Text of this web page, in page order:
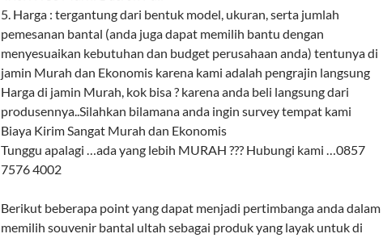
5. Harga : tergantung dari bentuk model, ukuran, serta jumlah
pemesanan bantal (anda juga dapat memilih bantu dengan
menyesuaikan kebutuhan dan budget perusahaan anda) tentunya di
jamin Murah dan Ekonomis karena kami adalah pengrajin langsung
Harga di jamin Murah, kok bisa ? karena anda beli langsung dari
produsennya..Silahkan bilamana anda ingin survey tempat kami
Biaya Kirim Sangat Murah dan Ekonomis
Tunggu apalagi …ada yang lebih MURAH ??? Hubungi kami …0857
7576 4002
Berikut beberapa point yang dapat menjadi pertimbanga anda dalam
memilih souvenir bantal ultah sebagai produk yang layak untuk di